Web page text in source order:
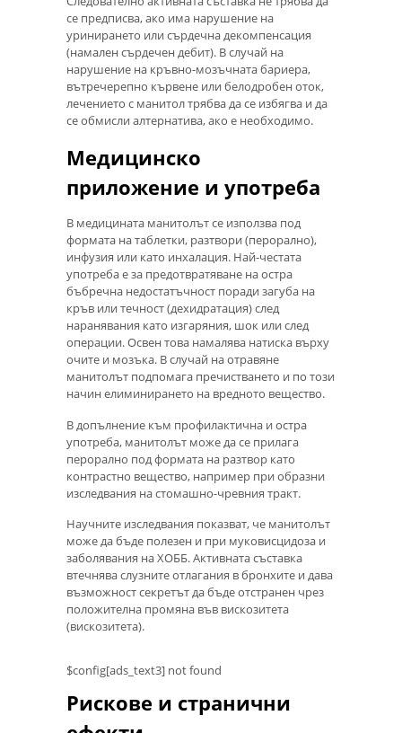
се предписва, ако има нарушение на
уринирането или сърдечна декомпенсация
(намален сърдечен дебит). В случай на
нарушение на кръвно-мозъчната бариера,
вътречерепно кървене или белодробен оток,
лечението с манитол трябва да се избягва и да
се обмисли алтернатива, ако е необходимо.
Медицинско
приложение и употреба
В медицината манитолът се използва под
формата на таблетки, разтвори (перорално),
инфузия или като инхалация. Най-честата
употреба е за предотвратяване на остра
бъбречна недостатъчност поради загуба на
кръв или течност (дехидратация) след
наранявания като изгаряния, шок или след
операции. Освен това намалява натиска върху
очите и мозъка. В случай на отравяне
манитолът подпомага пречистването и по този
начин елиминирането на вредното вещество.
В допълнение към профилактична и остра
употреба, манитолът може да се прилага
перорално под формата на разтвор като
контрастно вещество, например при образни
изследвания на стомашно-чревния тракт.
Научните изследвания показват, че манитолът
може да бъде полезен и при муковисцидоза и
заболявания на ХОББ. Активната съставка
втечнява слузните отлагания в бронхите и дава
възможност секретът да бъде отстранен чрез
положителна промяна във вискозитета
(вискозитета).
$config[ads_text3] not found
Рискове и странични